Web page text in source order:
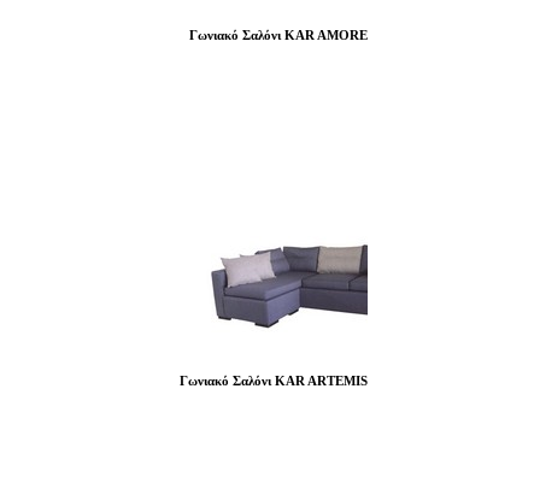
Γωνιακό Σαλόνι KAR AMORE
Γωνιακό Σαλόνι KAR ARTEMIS